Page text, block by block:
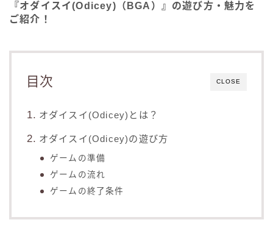
『オダイスイ(Odicey)（BGA）』の遊び方・魅力を
ご紹介！
CLOSE
目次
オダイスイ(Odicey)とは？
オダイスイ(Odicey)の遊び方
ゲームの準備
ゲームの流れ
ゲームの終了条件